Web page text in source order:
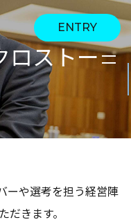
ENTRY
メッセージ
リアパス
ロストー
ーや選考を担う経営陣
だきます。